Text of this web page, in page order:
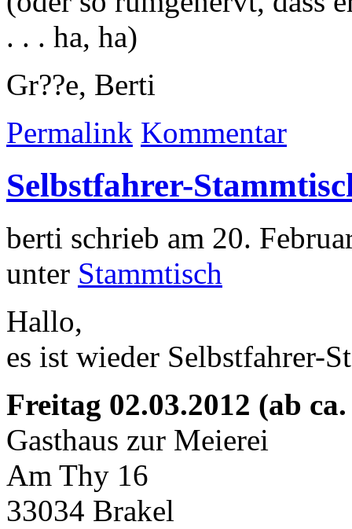
. . . ha, ha)
Gr??e, Berti
Permalink Kommentar
Selbstfahrer-
berti schrieb am 20.
unter Stammtisch
Hallo,
es ist wieder Selbstfahrer-
Freitag 02.03.2012 (ab
Gasthaus zur Meierei
Am Thy 16
33034 Brakel